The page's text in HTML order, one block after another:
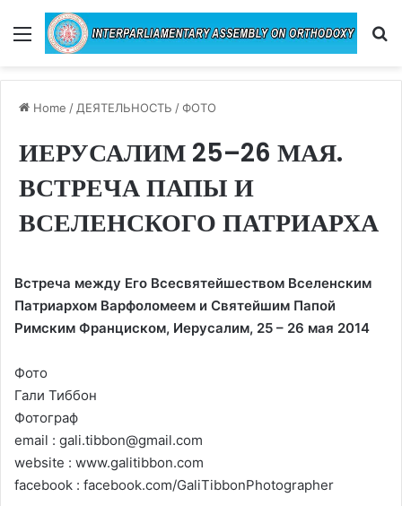
Menu
Home / ДЕЯТЕЛЬНОСТЬ /ФОТО
ИЕРУСАЛИМ 25–26 МАЯ.
ВСТРЕЧА ПАПЫ И
ВСЕЛЕНСКОГО ПАТРИАРХА
Встреча между Его Всесвятейшеством Вселенским
Патриархом Варфоломеем и Святейшим Папой
Римским Франциском, Иерусалим, 25 – 26 мая 2014
Фото
Гали Тиббон
Фотограф
email : gali.tibbon@gmail.com
website : www.galitibbon.com
facebook : facebook.com/GaliTibbonPhotographer